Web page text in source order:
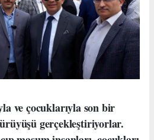
ve çocuklarıyla son bir
gerçekleştiriyorlar.